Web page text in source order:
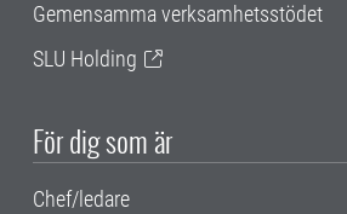
Gemensamma verksamhetsstödet
SLU Holding
För dig som är
Chef/ledare